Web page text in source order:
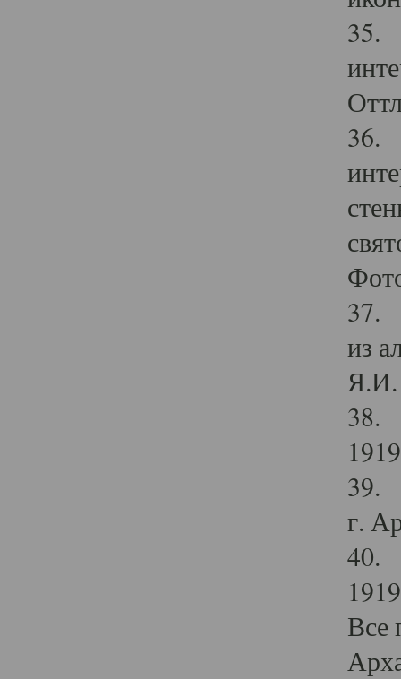
35.
36.
37.
из
Я.И.
38.
39.
г.
40.
Все